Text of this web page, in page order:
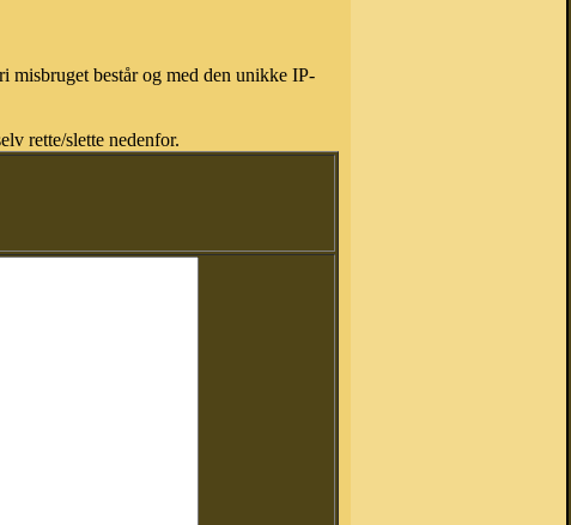
består og med den unikke IP-
rette/slette nedenfor.